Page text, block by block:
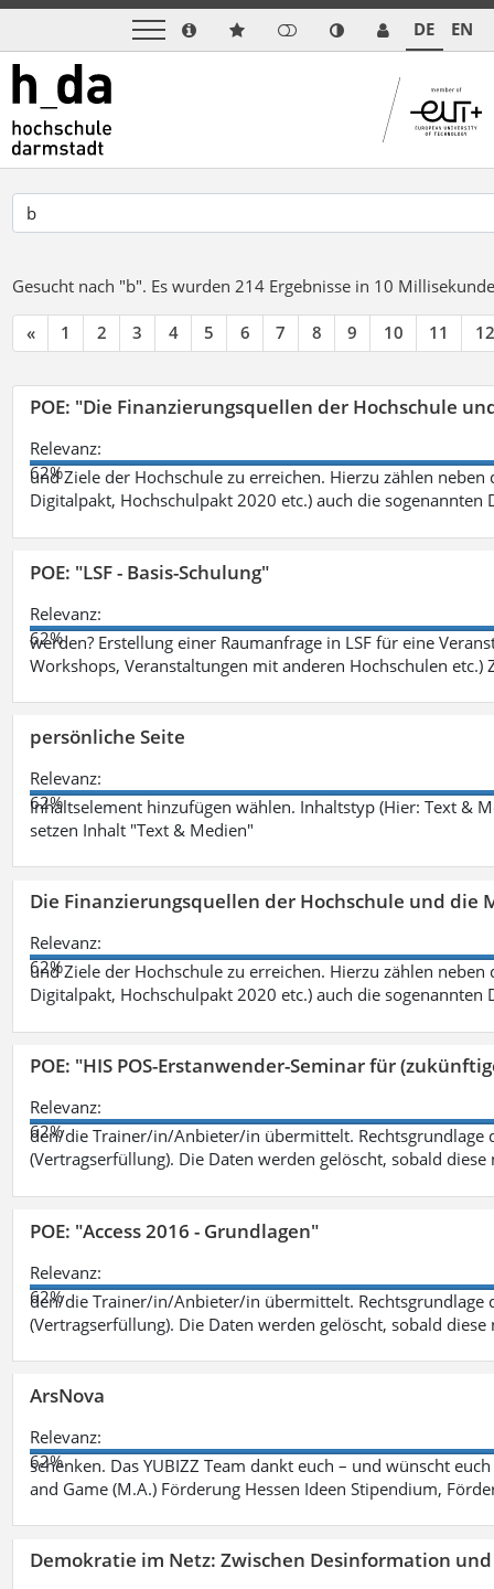
DE EN
Gesucht nach "b". Es wurden 214 Ergebnisse in 10
« 1 2 3 4 5 6 7 8 9 10 11 12
POE: "Die Finanzierungsquellen der Hochschule
Relevanz:
62%
und Ziele der Hochschule zu erreichen. Hierzu zählen
Digitalpakt, Hochschulpakt 2020 etc.) auch die
POE: "LSF - Basis-Schulung"
Relevanz:
62%
werden? Erstellung einer Raumanfrage in LSF für eine
Workshops, Veranstaltungen mit anderen Hochschulen etc.)
persönliche Seite
Relevanz:
62%
Inhaltselement hinzufügen wählen. Inhaltstyp (Hier: Text &
setzen Inhalt "Text & Medien"
Die Finanzierungsquellen der Hochschule und die
Relevanz:
62%
und Ziele der Hochschule zu erreichen. Hierzu zählen
Digitalpakt, Hochschulpakt 2020 etc.) auch die
POE: "HIS POS-Erstanwender-Seminar für
Relevanz:
62%
den/die Trainer/in/Anbieter/in übermittelt. Rechtsgrundlage
(Vertragserfüllung). Die Daten werden gelöscht, sobald
POE: "Access 2016 - Grundlagen"
Relevanz:
62%
den/die Trainer/in/Anbieter/in übermittelt. Rechtsgrundlage
(Vertragserfüllung). Die Daten werden gelöscht, sobald
ArsNova
Relevanz:
62%
schenken. Das YUBIZZ Team dankt euch – und wünscht
and Game (M.A.) Förderung Hessen Ideen Stipendium,
Demokratie im Netz: Zwischen Desinformation